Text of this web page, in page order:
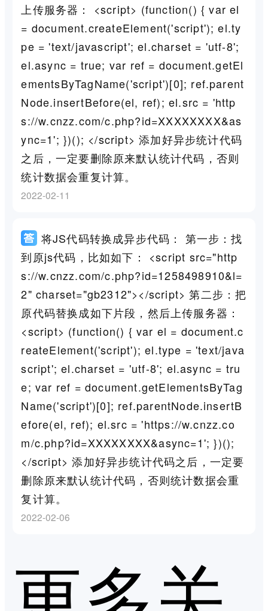
上传服务器： <script> (function() { var el
= document.createElement('script'); el.ty
pe = 'text/javascript'; el.charset = 'utf-8';
el.async = true; var ref = document.getEl
ementsByTagName('script')[0]; ref.parent
Node.insertBefore(el, ref); el.src = 'http
s://w.cnzz.com/c.php?id=XXXXXXXX&as
ync=1'; })(); </script> 添加好异步统计代码
之后，一定要删除原来默认统计代码，否则
统计数据会重复计算。
2022-02-11
将JS代码转换成异步代码： 第一步：找
到原js代码，比如如下： <script src="http
s://w.cnzz.com/c.php?id=1258498910&l=
2" charset="gb2312"></script> 第二步：把
原代码替换成如下片段，然后上传服务器：
<script> (function() { var el = document.c
reateElement('script'); el.type = 'text/java
script'; el.charset = 'utf-8'; el.async = tru
e; var ref = document.getElementsByTag
Name('script')[0]; ref.parentNode.insertB
efore(el, ref); el.src = 'https://w.cnzz.co
m/c.php?id=XXXXXXXX&async=1'; })();
</script> 添加好异步统计代码之后，一定要
删除原来默认统计代码，否则统计数据会重
复计算。
2022-02-06